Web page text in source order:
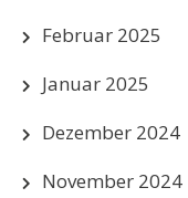
Februar 2025
Januar 2025
Dezember 2024
November 2024